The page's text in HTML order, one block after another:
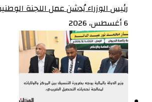
رئيس الوزراء يُدشن عمل اللجنة
6 أغسطس، 2026